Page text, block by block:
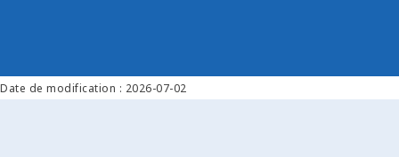
Date de modification : 2026-07-02